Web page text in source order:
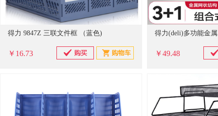
得力 9847Z 三联文件框 （蓝色)
￥16.73 ￥49.48